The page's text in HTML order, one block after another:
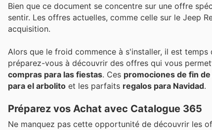
Bien que ce document se concentre sur une offre
sentir. Les offres actuelles, comme celle sur le Jeep
acquisition.
Alors que le froid commence à s'installer, il est
préparez-vous à découvrir des offres qui vous
compras para las fiestas. Ces promociones de fin de
para el arbolito et les parfaits regalos para Navidad.
Préparez vos Achat avec Catalogue 365
Ne manquez pas cette opportunité de découvrir les